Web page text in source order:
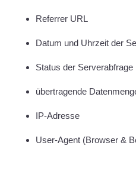
Referrer URL
Datum und Uhrzeit der
Status der Serverabfrage
übertragende
IP-Adresse
User-Agent (Browser &